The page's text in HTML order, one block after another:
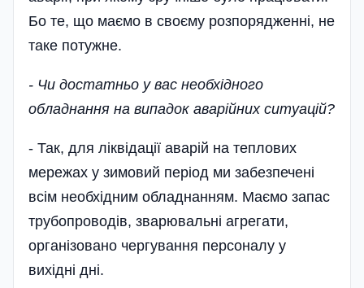
Бо те, що маємо в своєму розпорядженні, не
таке потужне.
- Чи достатньо у вас необхідного
обладнання на випадок аварі­йних ситуацій?
- Так, для ліквідації аварій на теплових
мережах у зимовий період ми забезпечені
всім необхідним обладнанням. Маємо запас
трубопроводів, зварювальні агрегати,
організовано чергування персоналу у
вихідні дні.